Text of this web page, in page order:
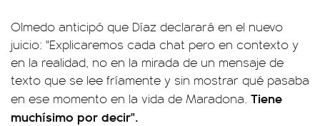
Olmedo anticipó que Díaz declarará en el nuevo
juicio: "Explicaremos cada chat pero en contexto y
en la realidad, no en la mirada de un mensaje de
texto que se lee fríamente y sin mostrar qué pasaba
en ese momento en la vida de Maradona. Tiene
muchísimo por decir".